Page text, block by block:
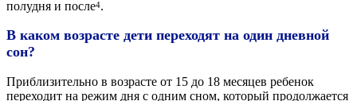
полудня и после4.
В каком возрасте дети переходят на один дневной
сон?
Приблизительно в возрасте от 15 до 18 месяцев ребенок
переходит на режим дня с одним сном, который продолжается